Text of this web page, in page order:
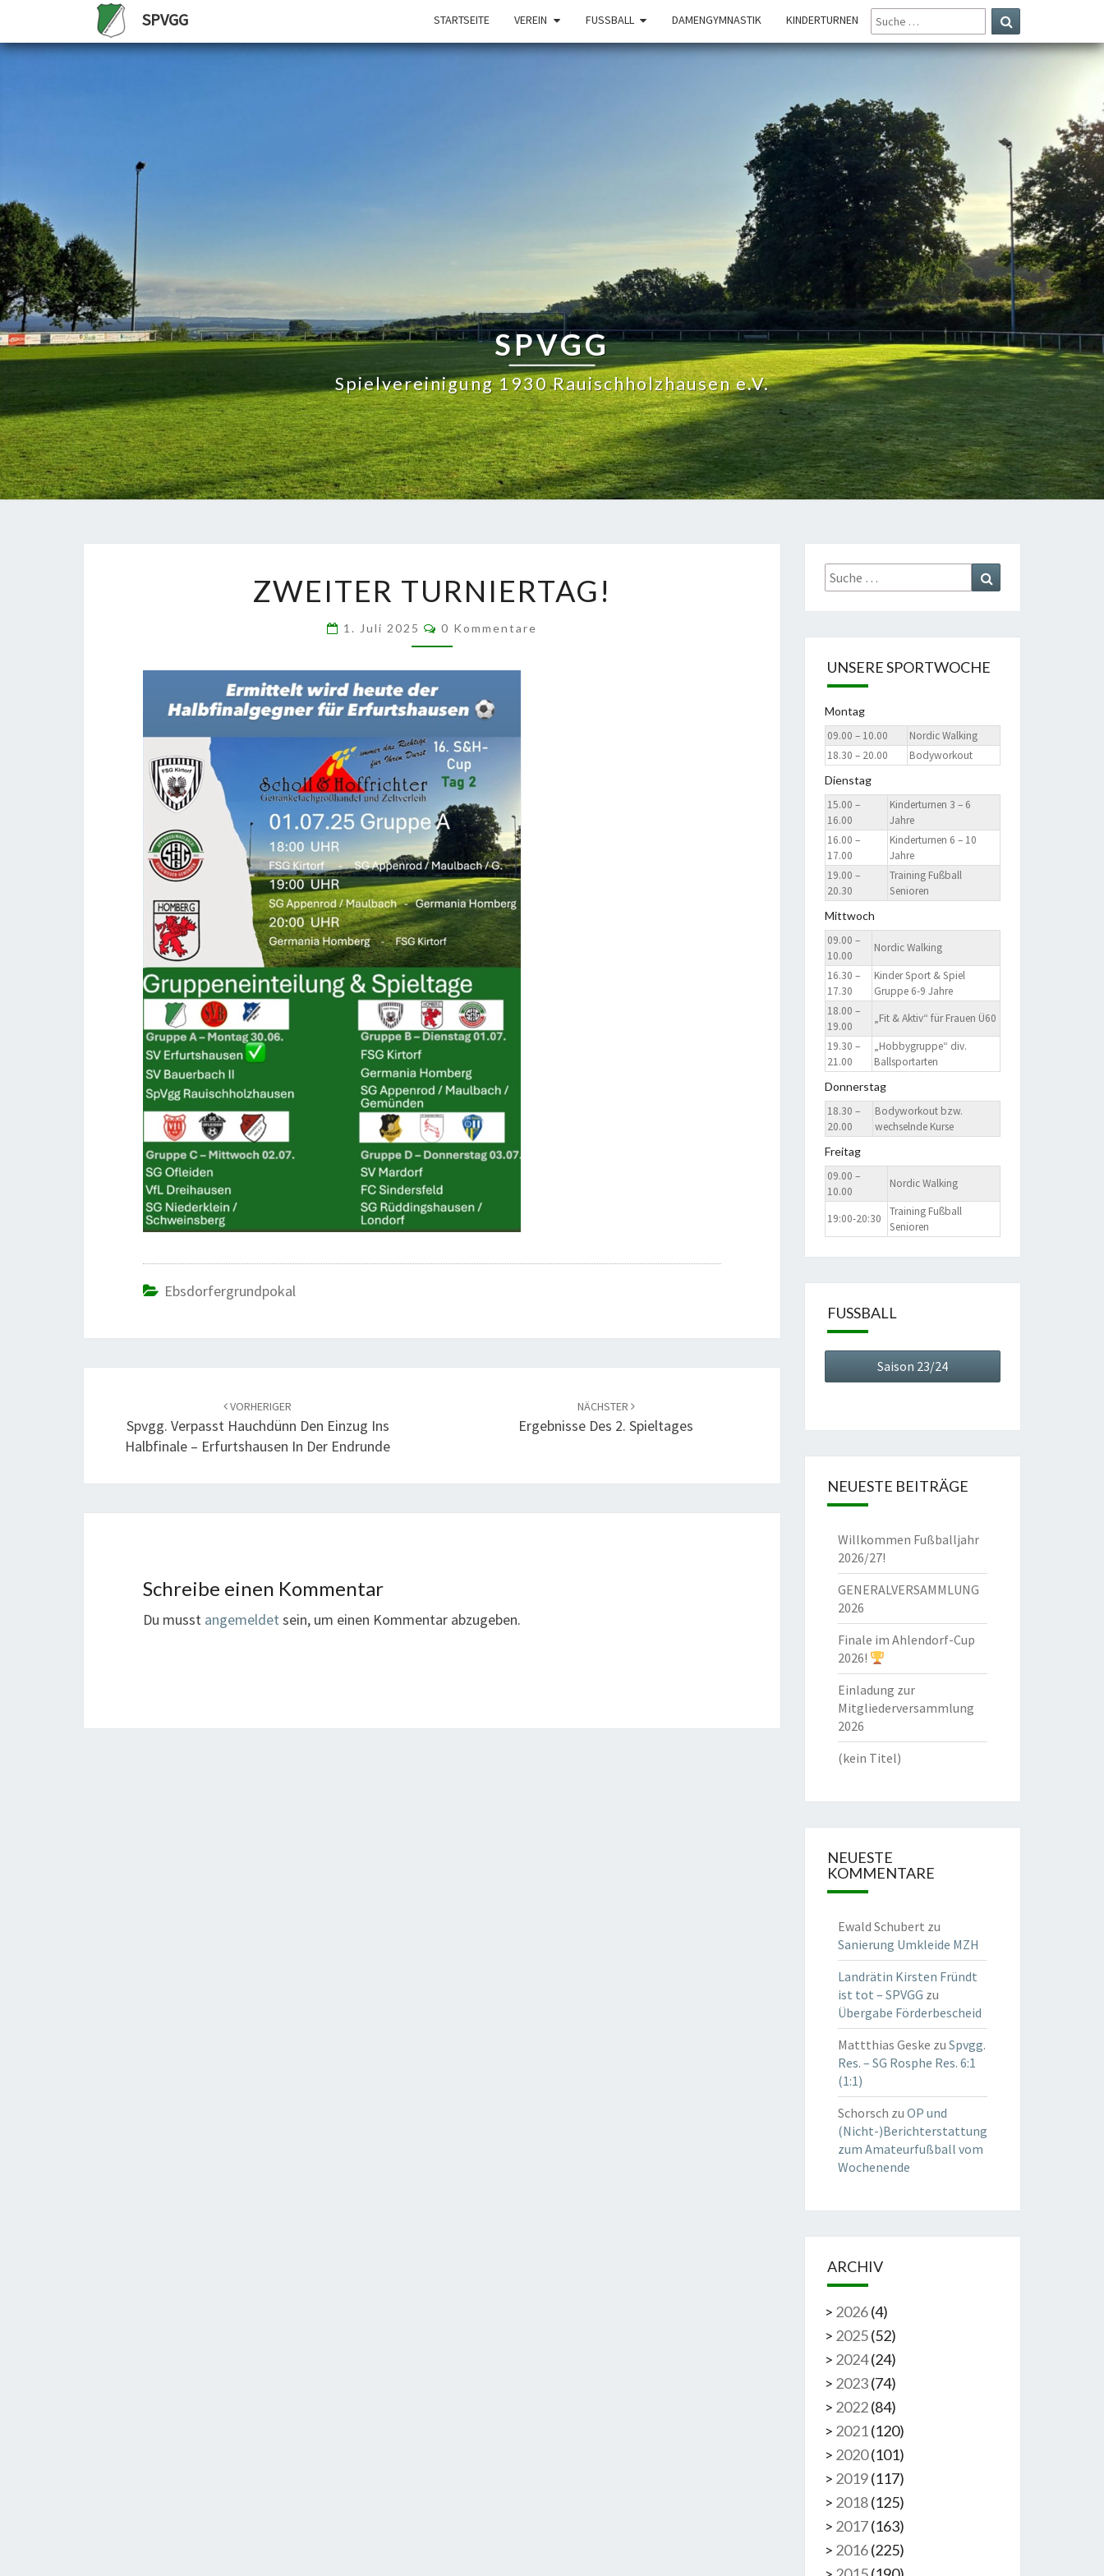
SPVGG STARTSEITE VEREIN FUSSBALL DAMENGYMNASTIK KINDERTURNEN
SUCHE
NACH:
Suchen
SPVGG
Spielvereinigung 1930 Rauischholzhausen e.V.
TURNIERTAG!
ZWEITER TURNIERTAG!
1. Juli 2025 Kommentare
0 Kommentare
Ebsdorfergrundpokal
VORHERIGER
Spvgg. Verpasst Hauchdünn Den Einzug Ins
Halbfinale – Erfurtshausen In Der Endrunde
NÄCHSTER
Ergebnisse Des 2. Spieltages
Schreibe einen Kommentar
Du musst angemeldet sein, um einen Kommentar abzugeben.
Suche
nach:
UNSERE SPORTWOCHE
Montag
09.00 – 10.00
Nordic Walking
18.30 – 20.00
Bodyworkout
Dienstag
15.00 –
16.00
Kinderturnen 3 – 6
Jahre
16.00 –
17.00
Kinderturnen 6 – 10
Jahre
19.00 –
20.30
Training Fußball
Senioren
Mittwoch
09.00 –
10.00
Nordic Walking
16.30 –
17.30
Kinder Sport & Spiel
Gruppe 6-9 Jahre
18.00 –
19.00
„Fit & Aktiv“ für Frauen Ü60
19.30 –
21.00
„Hobbygruppe“ div.
Ballsportarten
Donnerstag
18.30 –
20.00
Bodyworkout bzw.
wechselnde Kurse
Freitag
09.00 –
10.00
Nordic Walking
19:00-20:30
Training Fußball
Senioren
FUSSBALL
Saison 23/24
NEUESTE BEITRÄGE
Willkommen Fußballjahr
2026/27!
GENERALVERSAMMLUNG
2026
Finale im Ahlendorf-Cup
2026!
Einladung zur
Mitgliederversammlung
2026
(kein Titel)
NEUESTE
KOMMENTARE
Ewald Schubert zu
Sanierung Umkleide MZH
Landrätin Kirsten Fründt
ist tot – SPVGG zu
Übergabe Förderbescheid
Mattthias Geske zu Spvgg.
Res. – SG Rosphe Res. 6:1
(1:1)
Schorsch zu OP und
(Nicht-)Berichterstattung
zum Amateurfußball vom
Wochenende
ARCHIV
> 2026 (4)
> 2025 (52)
> 2024 (24)
> 2023 (74)
> 2022 (84)
> 2021 (120)
> 2020 (101)
> 2019 (117)
> 2018 (125)
> 2017 (163)
> 2016 (225)